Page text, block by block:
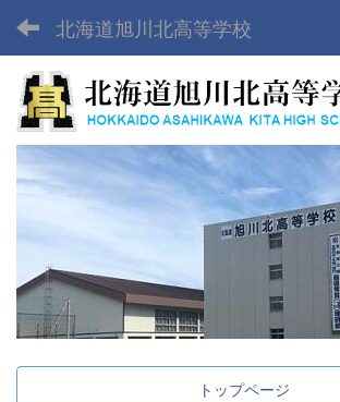
北海道旭川北高等学校
トップページ